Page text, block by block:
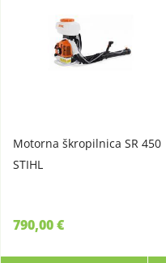
Motorna škropilnica SR 450
STIHL
790,00 €